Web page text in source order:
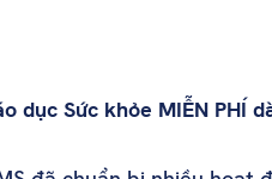
dục Sức khỏe MIỄN PHÍ